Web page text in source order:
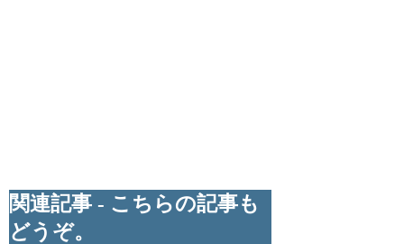
関連記事 - こちらの記事も
どうぞ。